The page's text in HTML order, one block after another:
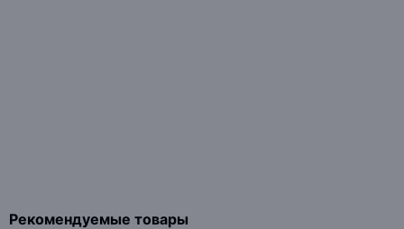
Рекомендуемые товары